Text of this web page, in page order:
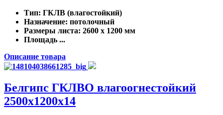
Тип: ГКЛВ (влагостойкий)
Назначение: потолочный
Размеры листа: 2600 x 1200 мм
Площадь ...
Описание товара
Белгипс ГКЛВО влагоогнестойкий
2500х1200х14